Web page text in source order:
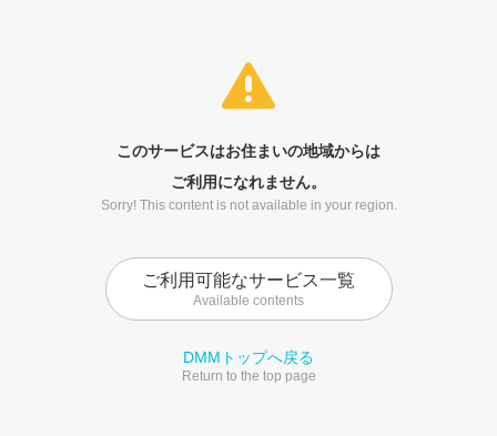
このサービスはお住まいの地域からは
ご利用になれません。
Sorry! This content is not available in your region.
ご利用可能なサービス一覧
Available contents
DMMトップへ戻る
Return to the top page